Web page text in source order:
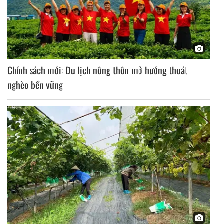
Chính sách mới: Du lịch nông thôn mở hướng thoát
nghèo bền vững